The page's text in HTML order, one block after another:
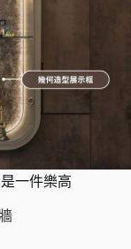
一件樂高